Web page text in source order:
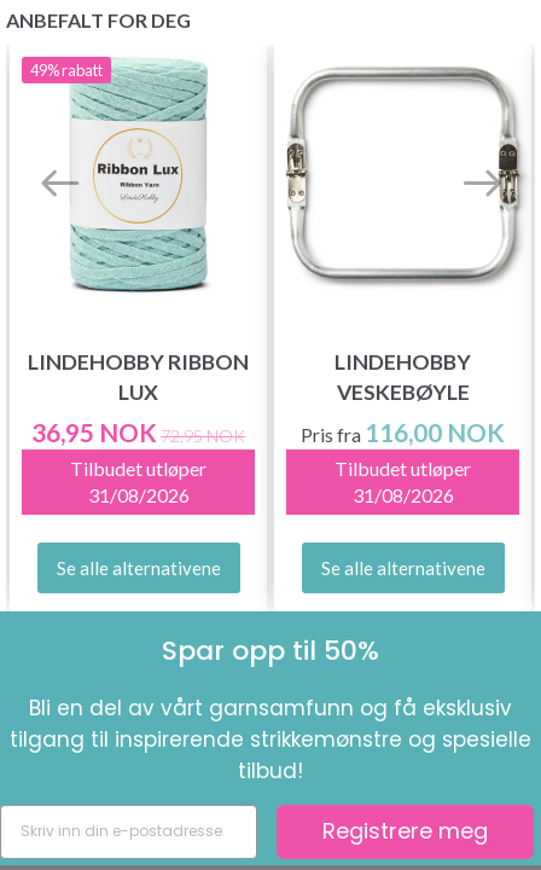
ANBEFALT FOR DEG
49%rabatt
LINDEHOBBY RIBBON
LUX
36,95 NOK 72,95 NOK
Tilbudet utløper
31/08/2026
Se alle alternativene
LINDEHOBBY
VESKEBØYLE
Pris fra 116,00 NOK
Tilbudet utløper
31/08/2026
Se alle alternativene
Spar opp til 50%
Bli en del av vårt garnsamfunn og få eksklusiv
tilgang til inspirerende strikkemønstre og spesielle
tilbud!
Registrere meg